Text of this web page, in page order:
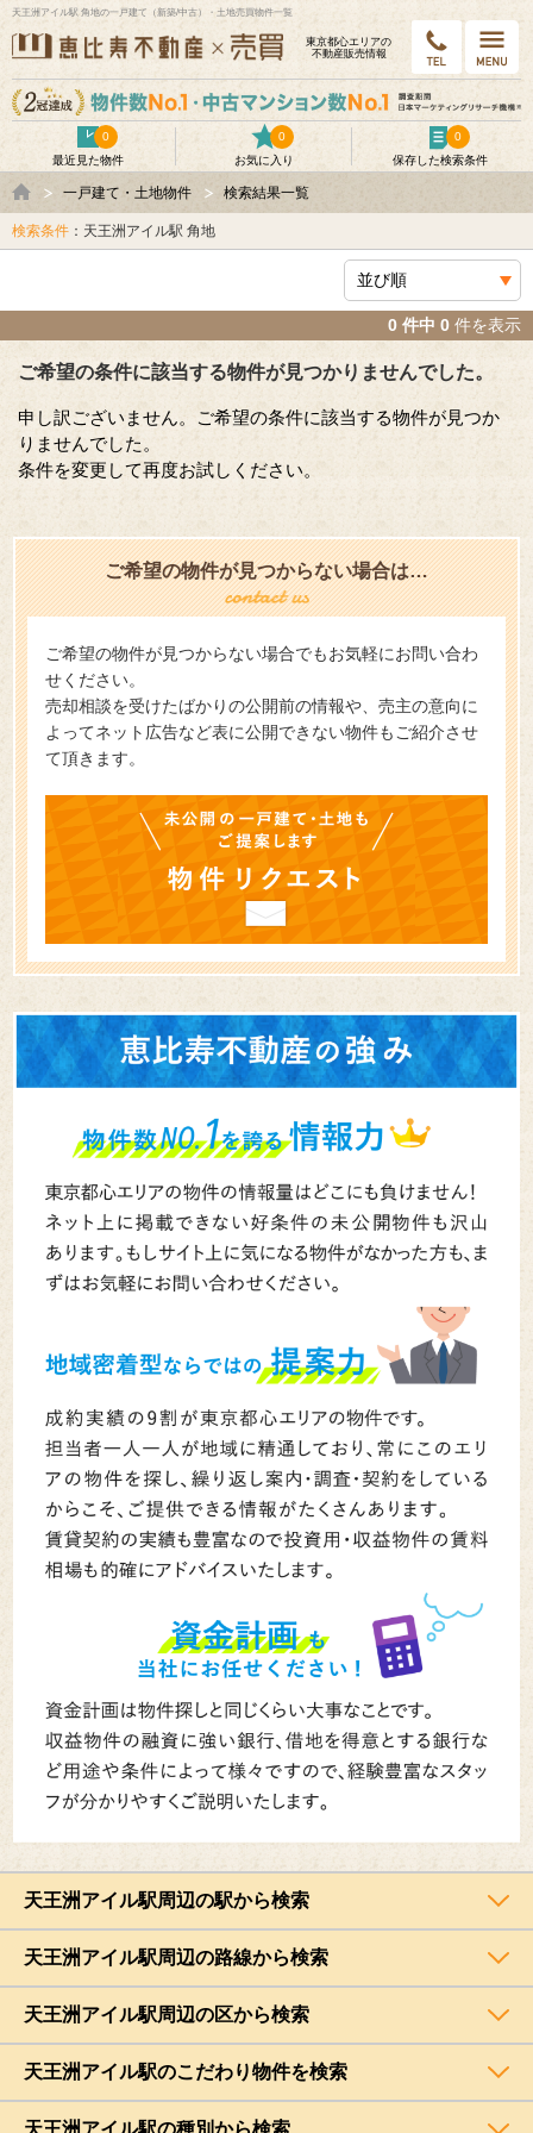
天王洲アイル駅 角地の一戸建て（新築/中古）・土地売買物件一覧
東京都⼼エリアの
不動産販売情報
最近見た物件
0
お気に入り
0
保存した検索条件
0
一戸建て・土地物件 検索結果一覧
検索条件 ：天王洲アイル駅 角地
0 件中 0 件を表示
ご希望の条件に該当する物件が見つかりませんでした。
申し訳ございません。ご希望の条件に該当する物件が見つか
りませんでした。
条件を変更して再度お試しください。
ご希望の物件が見つからない場合は…
ご希望の物件が見つからない場合でもお気軽にお問い合わ
せください。
売却相談を受けたばかりの公開前の情報や、売主の意向に
よってネット広告など表に公開できない物件もご紹介させ
て頂きます。
天王洲アイル駅周辺の駅から検索
天王洲アイル駅周辺の路線から検索
天王洲アイル駅周辺の区から検索
天王洲アイル駅のこだわり物件を検索